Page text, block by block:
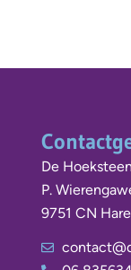
De Hoeksteen
P.
9751 CN